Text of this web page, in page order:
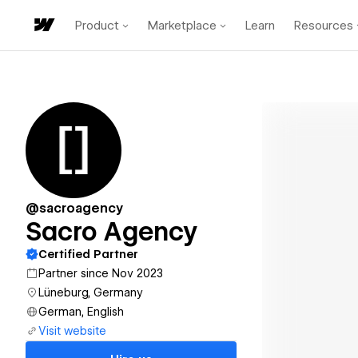
Product Marketplace Learn Resources
@sacroagency
Sacro Agency
Certified Partner
Partner since Nov 2023
Lüneburg, Germany
German, English
Visit website